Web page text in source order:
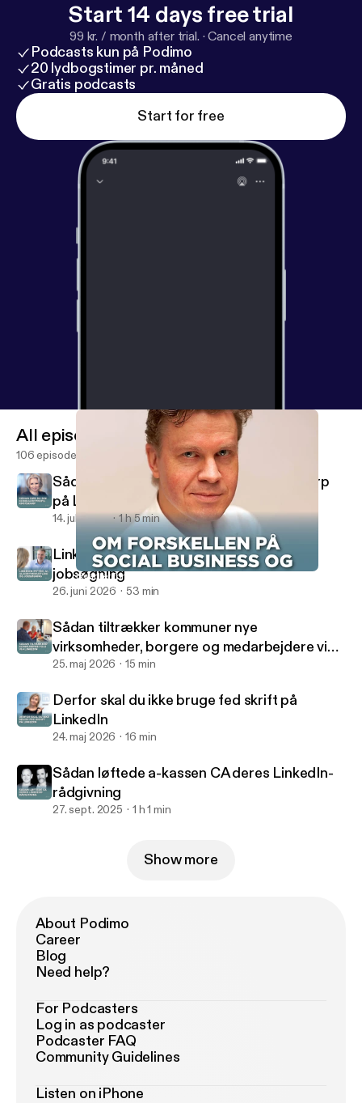
Start 14 days free trial
99 kr. / month after trial. ·Cancel anytime
Podcasts kun på Podimo
20 lydbogstimer pr. måned
Gratis podcasts
Start for free
Hvad er forskellen på social business og social selling?
Social Selling Radio
All episodes
106 episodes
Sådan gør du din konsulentprofil knivskarp
på LinkedIn
14. juli 2026 1 h 5 min
LinkedIn-myter, AI, algoritmehustling og
jobsøgning
26. juni 2026 53 min
Sådan tiltrækker kommuner nye
virksomheder, borgere og medarbejdere via
LinkedIn
25. maj 2026 15 min
Derfor skal du ikke bruge fed skrift på
LinkedIn
24. maj 2026 16 min
Sådan løftede a-kassen CA deres LinkedIn-
rådgivning
27. sept. 2025 1 h 1 min
Show more
About Podimo
Career
Blog
Need help?
For Podcasters
Log in as podcaster
Podcaster FAQ
Community Guidelines
Listen on iPhone